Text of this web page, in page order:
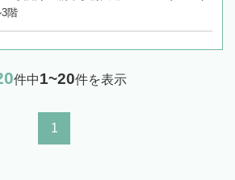
階
件中1~20件を表示
1